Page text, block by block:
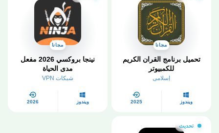
مجانا
تحميل برنامج القران الكريم
للكمبيوتر​
إسلامي
ويندوز 2025
مجانا
نينجا بروكسي 2026 مفعل
مدى الحياة
شبكات VPN
ويندوز 2026
تحديث